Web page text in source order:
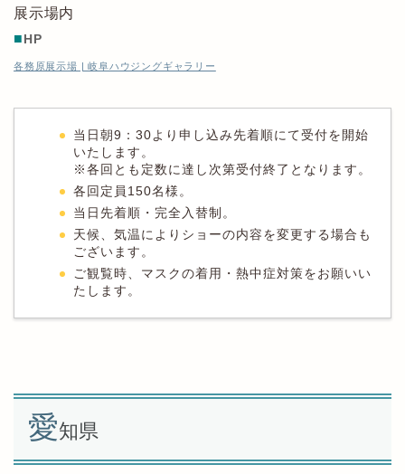
展示場内
■HP
各務原展示場 | 岐阜ハウジングギャラリー
当日朝9：30より申し込み先着順にて受付を開始
いたします。
※各回とも定数に達し次第受付終了となります。
各回定員150名様。
当日先着順・完全入替制。
天候、気温によりショーの内容を変更する場合も
ございます。
ご観覧時、マスクの着用・熱中症対策をお願いい
たします。
愛知県